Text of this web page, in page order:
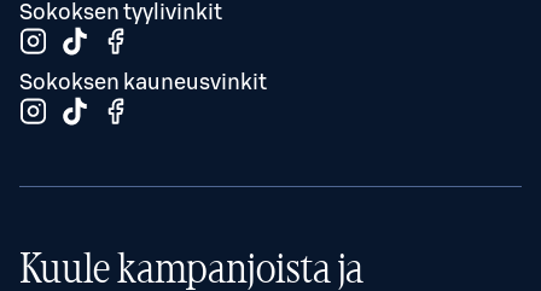
Sokoksen tyylivinkit
Sokoksen kauneusvinkit
Kuule kampanjoista ja